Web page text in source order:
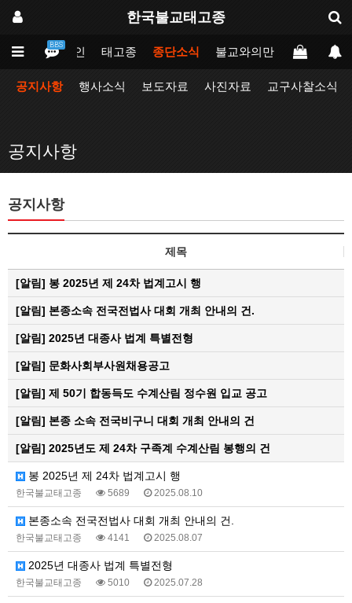
한국불교태고종
BBS
메인 태고종 종단소식 불교와의만남 업무포털
공지사항 행사소식 보도자료 사진자료 교구사찰소식
공지사항
공지사항
제목
[알림] 봉 2025년 제 24차 법계고시 행
[알림] 본종소속 전국전법사 대회 개최 안내의 건.
[알림] 2025년 대종사 법계 특별전형
[알림] 문화사회부사원채용공고
[알림] 제 50기 합동득도 수계산림 정수원 입교 공고
[알림] 본종 소속 전국비구니 대회 개최 안내의 건
[알림] 2025년도 제 24차 구족계 수계산림 봉행의 건
봉 2025년 제 24차 법계고시 행
한국불교태고종 5689 2025.08.10
본종소속 전국전법사 대회 개최 안내의 건.
한국불교태고종 4141 2025.08.07
2025년 대종사 법계 특별전형
한국불교태고종 5010 2025.07.28